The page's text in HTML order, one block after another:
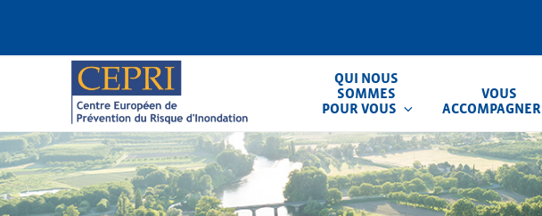
contenu
QUI NOUS
SOMMES
POUR VOUS
VOUS
ACCOMPAGNER
CEPRI
Centre Européen de Prévention du Risque d'Inondation